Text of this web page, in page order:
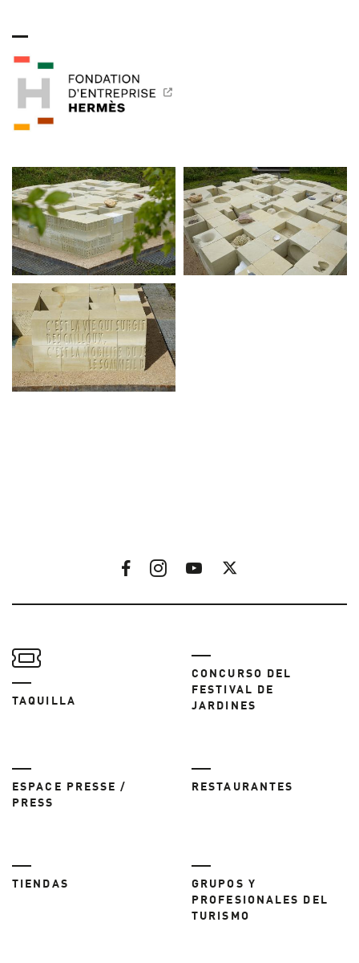
TAQUILLA
CONCURSO DEL
FESTIVAL DE
JARDINES
ESPACE PRESSE /
PRESS
RESTAURANTES
TIENDAS
GRUPOS Y
PROFESIONALES DEL
TURISMO